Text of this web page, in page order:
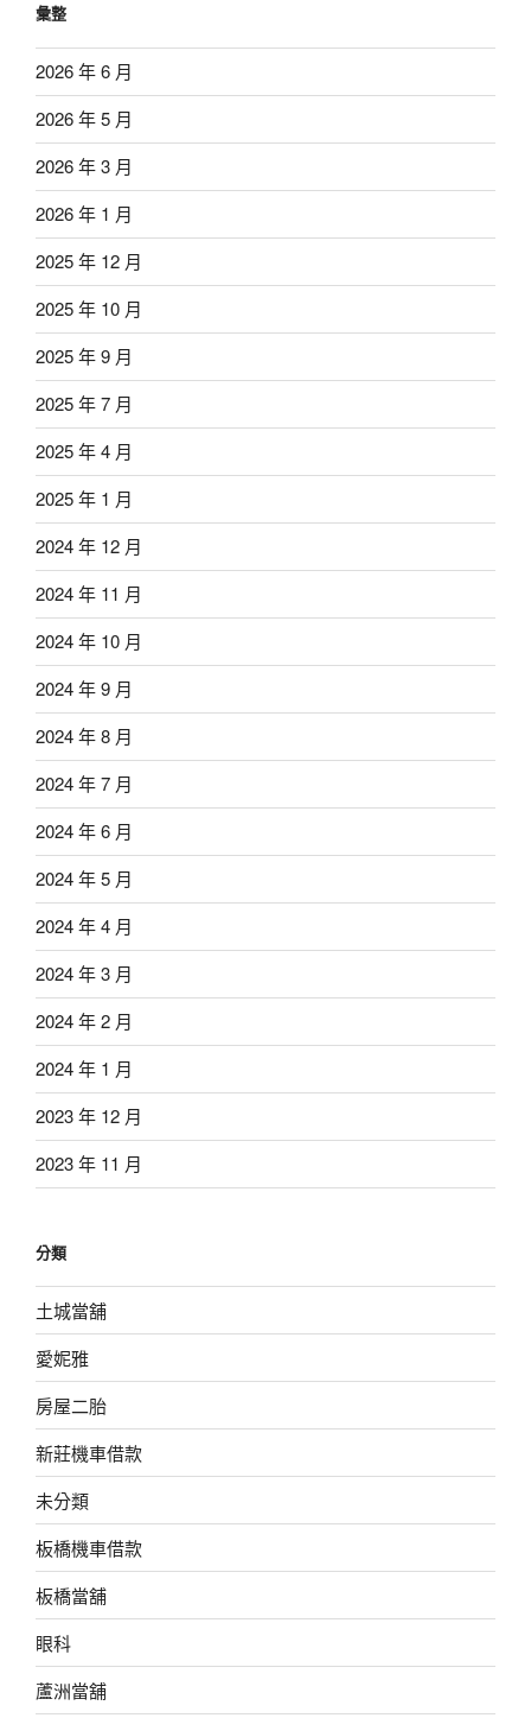
彙整
2026 年 6 月
2026 年 5 月
2026 年 3 月
2026 年 1 月
2025 年 12 月
2025 年 10 月
2025 年 9 月
2025 年 7 月
2025 年 4 月
2025 年 1 月
2024 年 12 月
2024 年 11 月
2024 年 10 月
2024 年 9 月
2024 年 8 月
2024 年 7 月
2024 年 6 月
2024 年 5 月
2024 年 4 月
2024 年 3 月
2024 年 2 月
2024 年 1 月
2023 年 12 月
2023 年 11 月
分類
土城當舖
愛妮雅
房屋二胎
新莊機車借款
未分類
板橋機車借款
板橋當舖
眼科
蘆洲當舖